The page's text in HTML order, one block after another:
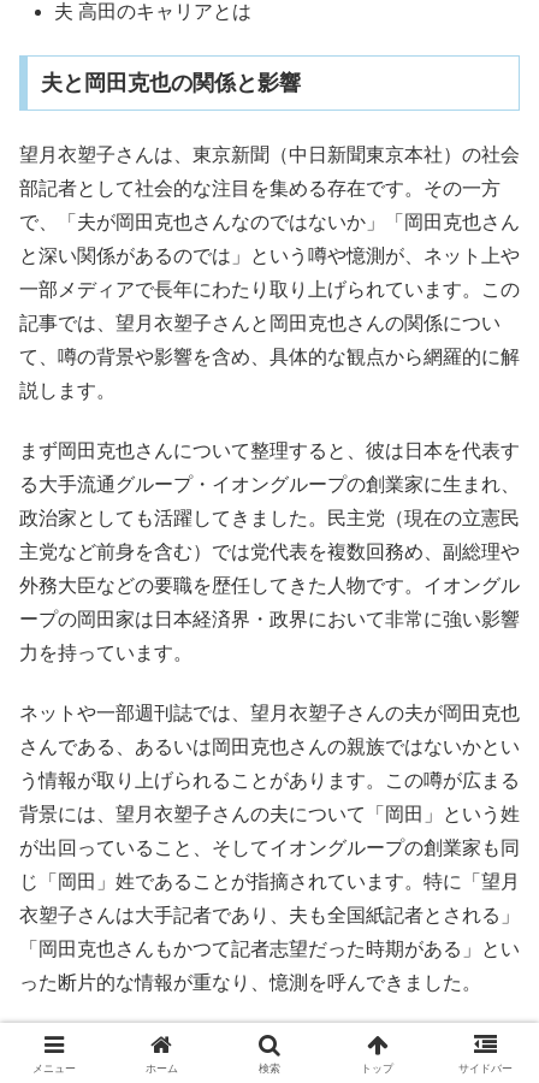
夫 高田のキャリアとは
夫と岡田克也の関係と影響
望月衣塑子さんは、東京新聞（中日新聞東京本社）の社会
部記者として社会的な注目を集める存在です。その一方
で、「夫が岡田克也さんなのではないか」「岡田克也さん
と深い関係があるのでは」という噂や憶測が、ネット上や
一部メディアで長年にわたり取り上げられています。この
記事では、望月衣塑子さんと岡田克也さんの関係につい
て、噂の背景や影響を含め、具体的な観点から網羅的に解
説します。
まず岡田克也さんについて整理すると、彼は日本を代表す
る大手流通グループ・イオングループの創業家に生まれ、
政治家としても活躍してきました。民主党（現在の立憲民
主党など前身を含む）では党代表を複数回務め、副総理や
外務大臣などの要職を歴任してきた人物です。イオングル
ープの岡田家は日本経済界・政界において非常に強い影響
力を持っています。
ネットや一部週刊誌では、望月衣塑子さんの夫が岡田克也
さんである、あるいは岡田克也さんの親族ではないかとい
う情報が取り上げられることがあります。この噂が広まる
背景には、望月衣塑子さんの夫について「岡田」という姓
が出回っていること、そしてイオングループの創業家も同
じ「岡田」姓であることが指摘されています。特に「望月
衣塑子さんは大手記者であり、夫も全国紙記者とされる」
「岡田克也さんもかつて記者志望だった時期がある」とい
った断片的な情報が重なり、憶測を呼んできました。
しかし、公式な情報源や本人の発言では、望月衣塑子さん
の夫が岡田克也さんであること、あるいはその親族である
メニュー ホーム 検索 トップ サイドバー